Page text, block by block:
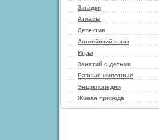
Загадки
Атласы
Детектив
Английский язык
Игры
Занятий с детьми
Разные животные
Энциклопедии
Живая природа